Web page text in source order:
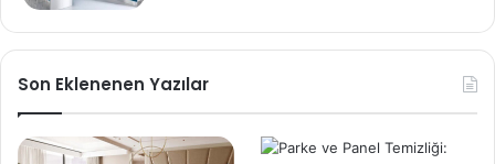
Son Eklenenen Yazılar